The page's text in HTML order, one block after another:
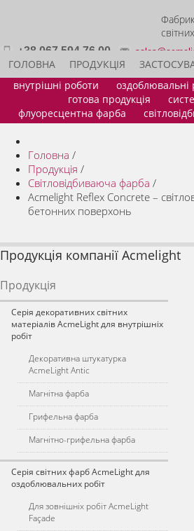
+38 067 594 76 00
ГОЛОВНА ПРОДУКЦІЯ
ІДЕЇ ДЛЯ БІЗНЕСУ СТАТИ
внутрішні роботи оздоблювальні
готова продукція
флуоресцентна фарба
Головна /
Продукція /
Світловідбиваюча фарба /
Acmelight Reflex Concrete –
бетонних поверхонь
Продукція компанії Acmelight
Продукція
Серія декоративних світних
матеріалів AcmeLight для внутрішніх
робіт
Декоративна штукатурка
AcmeLight Antic
Магнітна фарба
Грифельна фарба
Магнітно-грифельна фарба
Серія світних фарб AcmeLight для
оздоблювальних робіт
Для зовнішніх робіт AcmeLight
Façade